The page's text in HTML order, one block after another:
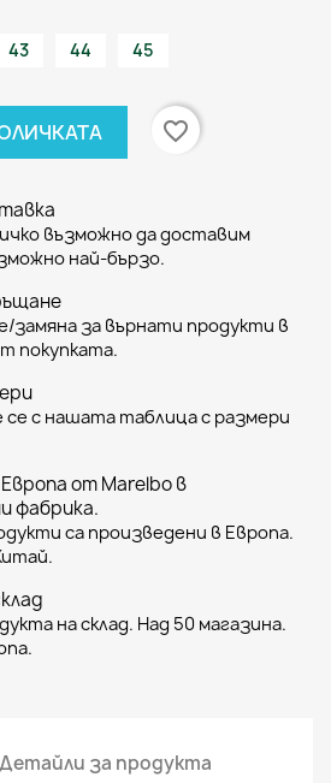
43 44 45
favorite_border
възможно да доставим
най-бързо.
замяна за върнати продукти в
покупката.
с нашата таблица с размери
от Marelbo в
фабрика.
са произведени в Европа.
на склад. Над 50 магазина.
Детайли за продукта